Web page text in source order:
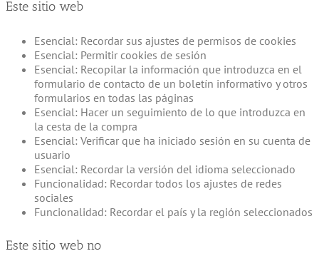
Este sitio web
Esencial: Recordar sus ajustes de permisos de cookies
Esencial: Permitir cookies de sesión
Esencial: Recopilar la información que introduzca en el
formulario de contacto de un boletín informativo y otros
formularios en todas las páginas
Esencial: Hacer un seguimiento de lo que introduzca en
la cesta de la compra
Esencial: Verificar que ha iniciado sesión en su cuenta de
usuario
Esencial: Recordar la versión del idioma seleccionado
Funcionalidad: Recordar todos los ajustes de redes
sociales
Funcionalidad: Recordar el país y la región seleccionados
Este sitio web no